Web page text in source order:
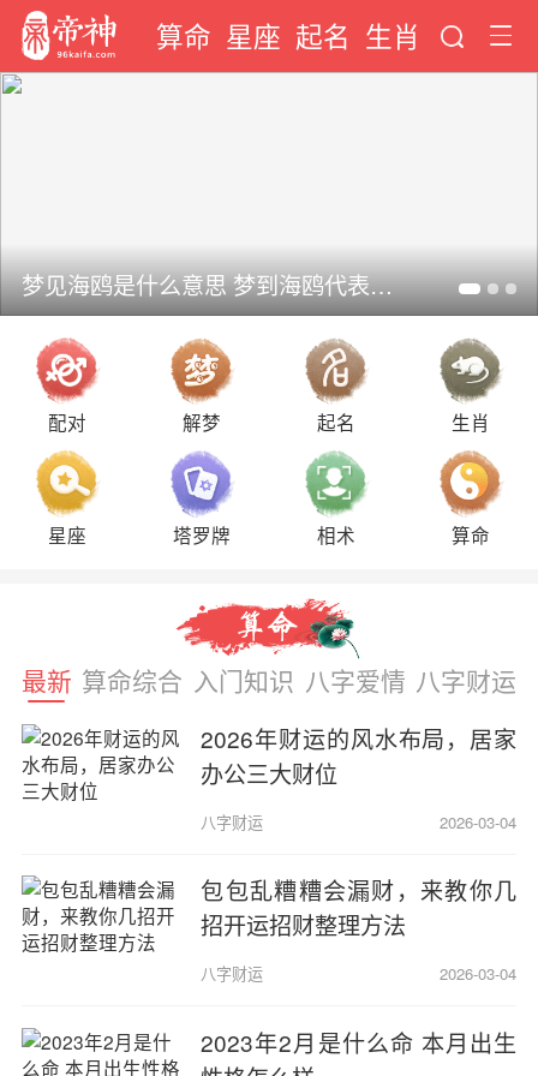
算命 星座 起名 生肖
梦见海鸥是什么意思 梦到海鸥代表什么预兆
配对 解梦 起名 生肖
星座 塔罗牌 相术 算命
最新 算命综合 入门知识 八字爱情 八字财运
2026年财运的风水布局，居家
办公三大财位
八字财运 2026-03-04
包包乱糟糟会漏财，来教你几
招开运招财整理方法
八字财运 2026-03-04
2023年2月是什么命 本月出生